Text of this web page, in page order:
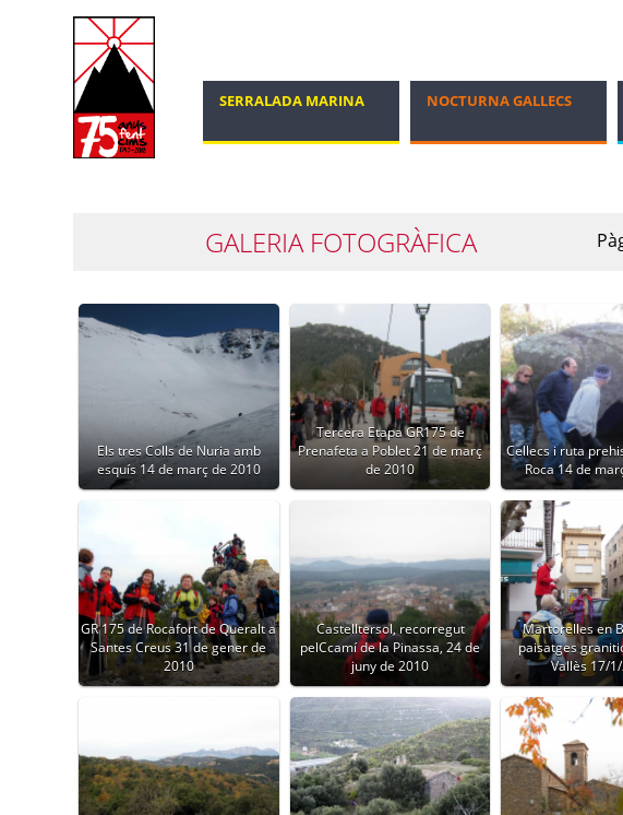
SERRALADA MARINA NOCTURNA GALLECS
GALERIA FOTOGRÀFICA
Els tres Colls de Nuria amb
esquís 14 de març de 2010
Tercera Etapa GR175 de
Prenafeta a Poblet 21 de març
de 2010
Cellecs i ruta
Roca 14 de
GR 175 de Rocafort de Queralt a
Santes Creus 31 de gener de
2010
Castelltersol, recorregut
pelCcamí de la Pinassa, 24 de
juny de 2010
Martorelles en
paisatges
Vallès 17/